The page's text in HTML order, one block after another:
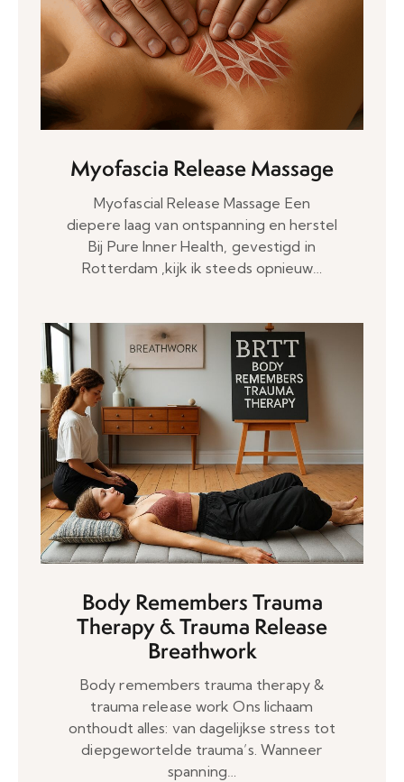
Myofascia Release Massage
Myofascial Release Massage Een
diepere laag van ontspanning en herstel
Bij Pure Inner Health, gevestigd in
Rotterdam ,kijk ik steeds opnieuw…
Body Remembers Trauma
Therapy & Trauma Release
Breathwork
Body remembers trauma therapy &
trauma release work Ons lichaam
onthoudt alles: van dagelijkse stress tot
diepgewortelde trauma’s. Wanneer
spanning…